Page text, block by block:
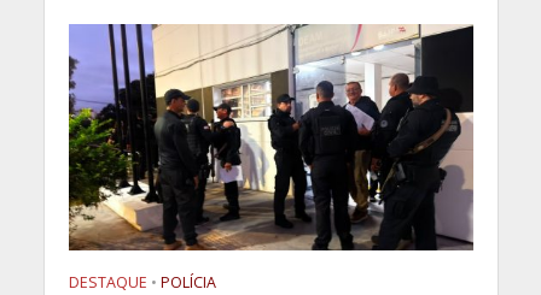
DESTAQUE • POLÍCIA